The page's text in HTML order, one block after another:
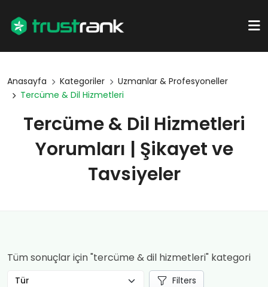
Anasayfa Kategoriler
Uzmanlar & Profesyoneller
Tercüme & Dil Hizmetleri
Tercüme & Dil Hizmetleri
Yorumları | Şikayet ve
Tavsiyeler
Tüm sonuçlar için "tercüme & dil hizmetleri" kategori
Filters